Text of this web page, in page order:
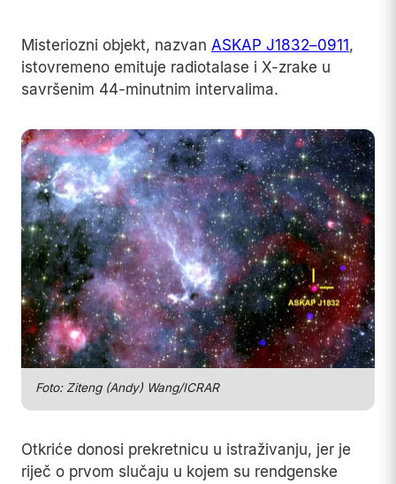
Misteriozni objekt, nazvan ASKAP J1832–0911,
istovremeno emituje radiotalase i X-zrake u
savršenim 44-minutnim intervalima.
Foto: Ziteng (Andy) Wang/ICRAR
Otkriće donosi prekretnicu u istraživanju, jer je
riječ o prvom slučaju u kojem su rendgenske